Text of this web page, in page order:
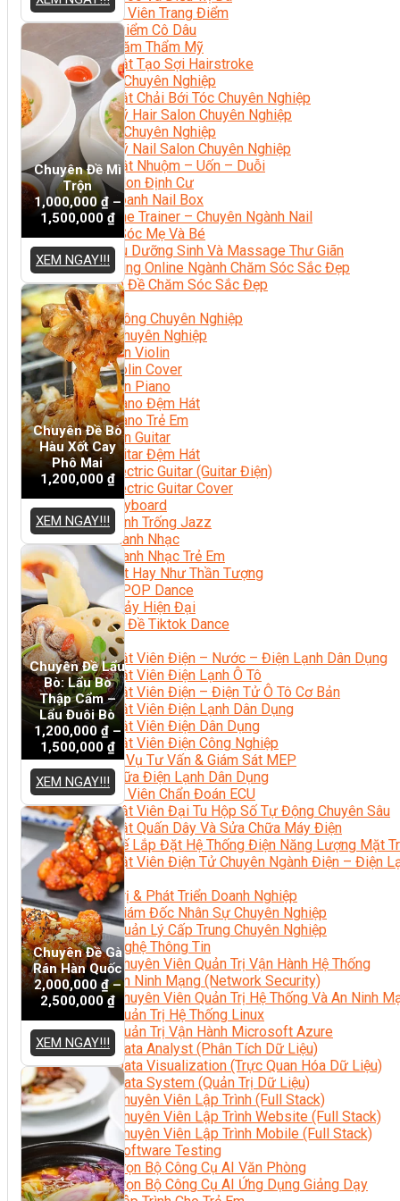
Chuyên Viên Trang Điểm
Trang Điểm Cô Dâu
Phun Xăm Thẩm Mỹ
Kỹ Thuật Tạo Sợi Hairstroke
Barber Chuyên Nghiệp
Kỹ Thuật Chải Bới Tóc Chuyên Nghiệp
Quản Lý Hair Salon Chuyên Nghiệp
Nối Mi Chuyên Nghiệp
Quản Lý Nail Salon Chuyên Nghiệp
Kỹ Thuật Nhuộm – Uốn – Duỗi
Nail Salon Định Cư
Kinh Doanh Nail Box
Train The Trainer – Chuyên Ngành Nail
Chăm Sóc Mẹ Và Bé
Gội Đầu Dưỡng Sinh Và Massage Thư Giãn
Marketing Online Ngành Chăm Sóc Sắc Đẹp
Chuyên Đề Chăm Sóc Sắc Đẹp
Âm Nhạc
Nhạc Công Chuyên Nghiệp
Ca Sĩ Chuyên Nghiệp
Học Đàn Violin
Học Violin Cover
Học Đàn Piano
Học Piano Đệm Hát
Học Piano Trẻ Em
Học Đàn Guitar
Học Guitar Đệm Hát
Học Electric Guitar (Guitar Điện)
Học Electric Guitar Cover
Học Keyboard
Học Đánh Trống Jazz
Học Thanh Nhạc
Học Thanh Nhạc Trẻ Em
Học Hát Hay Như Thần Tượng
Học K-POP Dance
Học Nhảy Hiện Đại
Chuyên Đề Tiktok Dance
Kỹ Thuật – Công Nghệ
Kỹ Thuật Viên Điện – Nước – Điện Lạnh Dân Dụng
Kỹ Thuật Viên Điện Lạnh Ô Tô
Kỹ Thuật Viên Điện – Điện Tử Ô Tô Cơ Bản
Kỹ Thuật Viên Điện Lạnh Dân Dụng
Kỹ Thuật Viên Điện Dân Dụng
Kỹ Thuật Viên Điện Công Nghiệp
Nghiệp Vụ Tư Vấn & Giám Sát MEP
Sửa Chữa Điện Lạnh Dân Dụng
Chuyên Viên Chẩn Đoán ECU
Kỹ Thuật Viên Đại Tu Hộp Số Tự Động Chuyên Sâu
Kỹ Thuật Quấn Dây Và Sửa Chữa Máy Điện
Thiết Kế Lắp Đặt Hệ Thống Điện Năng Lượng Mặt
Kỹ Thuật Viên Điện Tử Chuyên Ngành Điện – Điện
Ngành Khác
Quản Trị & Phát Triển Doanh Nghiệp
Giám Đốc Nhân Sự Chuyên Nghiệp
Quản Lý Cấp Trung Chuyên Nghiệp
Công Nghệ Thông Tin
Chuyên Viên Quản Trị Vận Hành Hệ Thống
An Ninh Mạng (Network Security)
Chuyên Viên Quản Trị Hệ Thống Và An Ninh
Quản Trị Hệ Thống Linux
Quản Trị Vận Hành Microsoft Azure
Data Analyst (Phân Tích Dữ Liệu)
Data Visualization (Trực Quan Hóa Dữ Liệu)
Data System (Quản Trị Dữ Liệu)
Chuyên Viên Lập Trình (Full Stack)
Chuyên Viên Lập Trình Website (Full Stack)
Chuyên Viên Lập Trình Mobile (Full Stack)
Software Testing
Trọn Bộ Công Cụ AI Văn Phòng
Trọn Bộ Công Cụ AI Ứng Dụng Giảng Dạy
Chuyên Đề Mì
Trộn
1,000,000₫–
1,500,000 ₫
XEM NGAY!!!
Chuyên Đề Bò
Hàu Xốt Cay
Phô Mai
1,200,000 ₫
XEM NGAY!!!
Chuyên Đề Lẩu
Bò: Lẩu Bò
Thập Cẩm –
Lẩu Đuôi Bò
1,200,000 ₫–
1,500,000 ₫
XEM NGAY!!!
Chuyên Đề Gà
Rán Hàn Quốc
2,000,000 ₫–
2,500,000 ₫
XEM NGAY!!!